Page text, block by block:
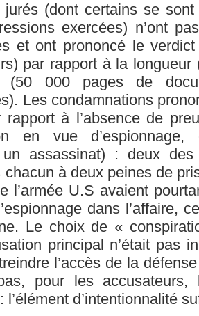
(dont certains se sont
exercées) n’ont
et ont prononcé le
par rapport à la
(50 000 pages de
Les condamnations
rapport à l’absence de
en vue
un assassinat) : deux
chacun à deux peines de
l’armée U.S avaient
dans l’affaire,
Le choix de «
principal n’était pas
l’accès de la
pour les
l’élément d’intentionnalité